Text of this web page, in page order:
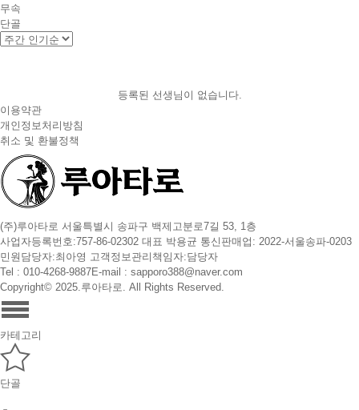
무속
단골
등록된 선생님이 없습니다.
이용약관
개인정보처리방침
취소 및 환불정책
(주)루아타로 서울특별시 송파구 백제고분로7길 53, 1층
사업자등록번호:757-86-02302 대표 박용균 통신판매업: 2022-서울송파-0203
민원담당자:최아영 고객정보관리책임자:담당자
Tel : 010-4268-9887E-mail : sapporo388@naver.com
Copyright© 2025.루아타로. All Rights Reserved.
카테고리
단골